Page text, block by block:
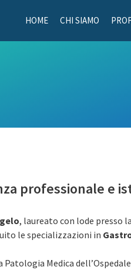
HOME CHI SIAMO
professionale e
, laureato con lode presso
le specializzazioni in
Patologia Medica